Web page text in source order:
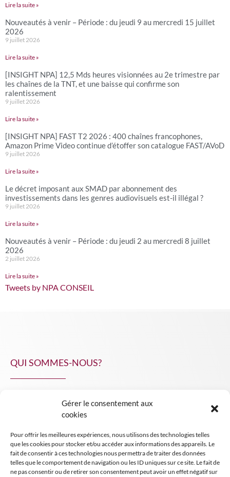
Gérer le consentement aux
cookies
Pour offrir les meilleures expériences, nous utilisons des technologies telles
que les cookies pour stocker et/ou accéder aux informations des appareils. Le
fait de consentir à ces technologies nous permettra de traiter des données
telles que le comportement de navigation ou les ID uniques sur ce site. Le fait de
ne pas consentir ou de retirer son consentement peut avoir un effet négatif sur
Lire la suite »
Nouveautés à venir – Période : du jeudi 9 au mercredi 15 juillet
2026
9 juillet 2026
Lire la suite »
[INSIGHT NPA] 12,5 Mds heures visionnées au 2e trimestre par
les chaînes de la TNT, et une baisse qui confirme son
ralentissement
9 juillet 2026
Lire la suite »
[INSIGHT NPA] FAST T2 2026 : 400 chaînes francophones,
Amazon Prime Video continue d’étoffer son catalogue FAST/AVoD
9 juillet 2026
Lire la suite »
Le décret imposant aux SMAD par abonnement des
investissements dans les genres audiovisuels est-il illégal ?
9 juillet 2026
Lire la suite »
Nouveautés à venir – Période : du jeudi 2 au mercredi 8 juillet
2026
2 juillet 2026
Lire la suite »
Tweets by NPA CONSEIL
QUI SOMMES-NOUS?
INSIGHT NPA